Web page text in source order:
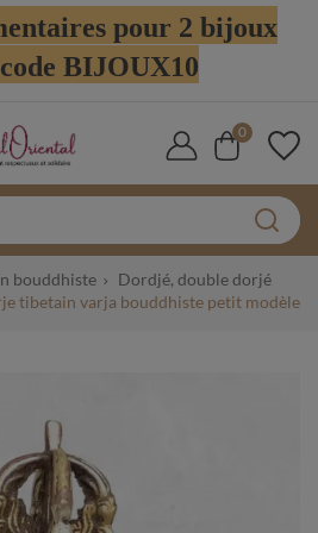
pour 2 bijoux
BIJOUX10
0
bouddhiste
Dordjé, double dorjé
tibetain varja bouddhiste petit modèle